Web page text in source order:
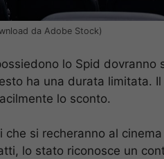
da Adobe Stock)
lo Spid
ha una durata limitata.
lo sconto.
che si recheranno al
lo stato riconosce un